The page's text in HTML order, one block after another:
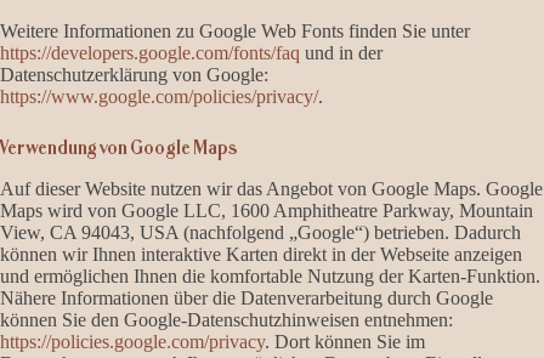
Weitere Informationen zu Google Web Fonts finden Sie unter
https://developers.google.com/fonts/faq und in der
Datenschutzerklärung von Google:
https://www.google.com/policies/privacy/.
Verwendung von Google Maps
Auf dieser Website nutzen wir das Angebot von Google Maps. Google
Maps wird von Google LLC, 1600 Amphitheatre Parkway, Mountain
View, CA 94043, USA (nachfolgend „Google“) betrieben. Dadurch
können wir Ihnen interaktive Karten direkt in der Webseite anzeigen
und ermöglichen Ihnen die komfortable Nutzung der Karten-Funktion.
Nähere Informationen über die Datenverarbeitung durch Google
können Sie den Google-Datenschutzhinweisen entnehmen:
https://policies.google.com/privacy. Dort können Sie im